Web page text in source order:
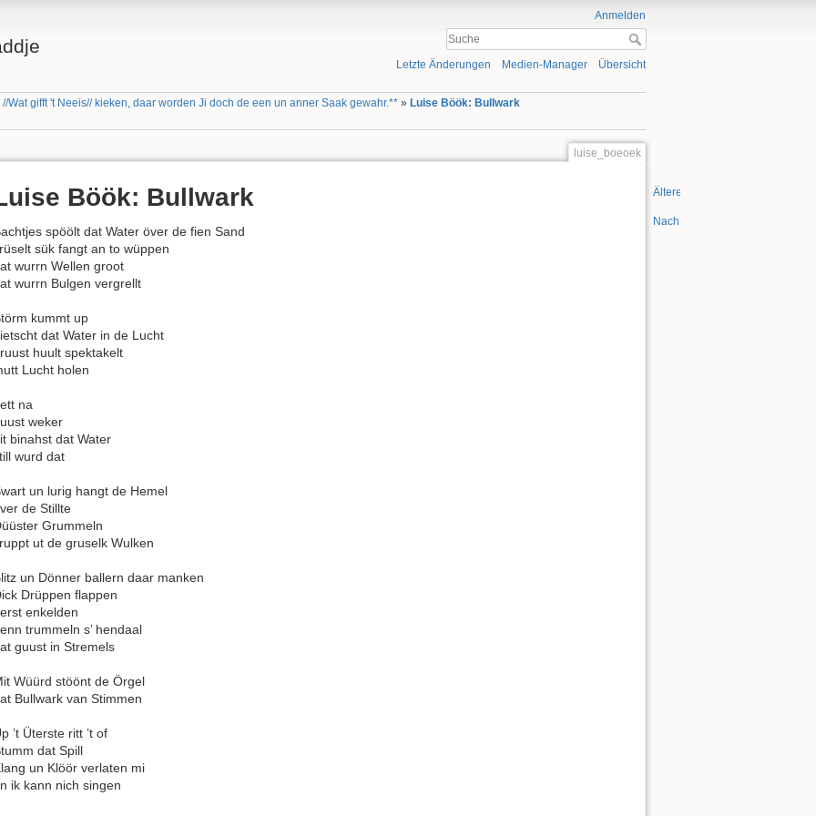
Anmelden
Letzte Änderungen Medien-Manager Übersicht
Wat gifft 't Neeis// kieken, daar worden Ji doch de een un anner Saak gewahr.** »Luise Böök: Bullwark
luise_boeoek
Böök: Bullwark
spöölt dat Water över de fien Sand
sük fangt an to wüppen
wurrn Wellen groot
wurrn Bulgen vergrellt
kummt up
dat Water in de Lucht
huult spektakelt
Lucht holen
na
weker
binahst dat Water
wurd dat
un lurig hangt de Hemel
de Stillte
Grummeln
ut de gruselk Wulken
un Dönner ballern daar manken
Drüppen flappen
enkelden
trummeln s’ hendaal
guust in Stremels
Wüürd stöönt de Örgel
Bullwark van Stimmen
’t Üterste ritt ’t of
dat Spill
un Klöör verlaten mi
ik kann nich singen
Ältere Versionen
Nach oben